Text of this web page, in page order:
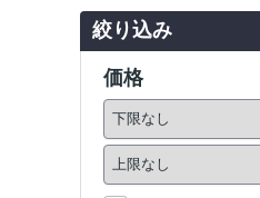
絞り込み
価格